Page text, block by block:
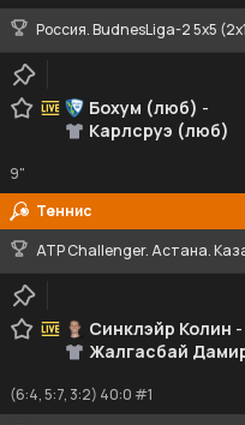
Россия. BudnesLiga-2 5x5
Бохум (люб) -
Карлсруэ (люб)
9"
Теннис
ATP Challenger. Астана.
Синклэйр Колин -
Жалгасбай
(6:4, 5:7, 3:2) 40:0 #1